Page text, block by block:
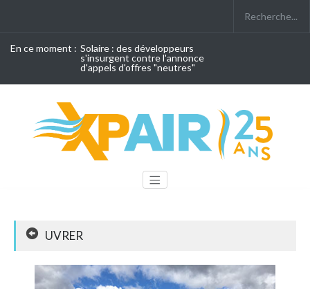
En ce moment : Solaire : des développeurs
s'insurgent contre l'annonce
d'appels d'offres "neutres"
UVRER